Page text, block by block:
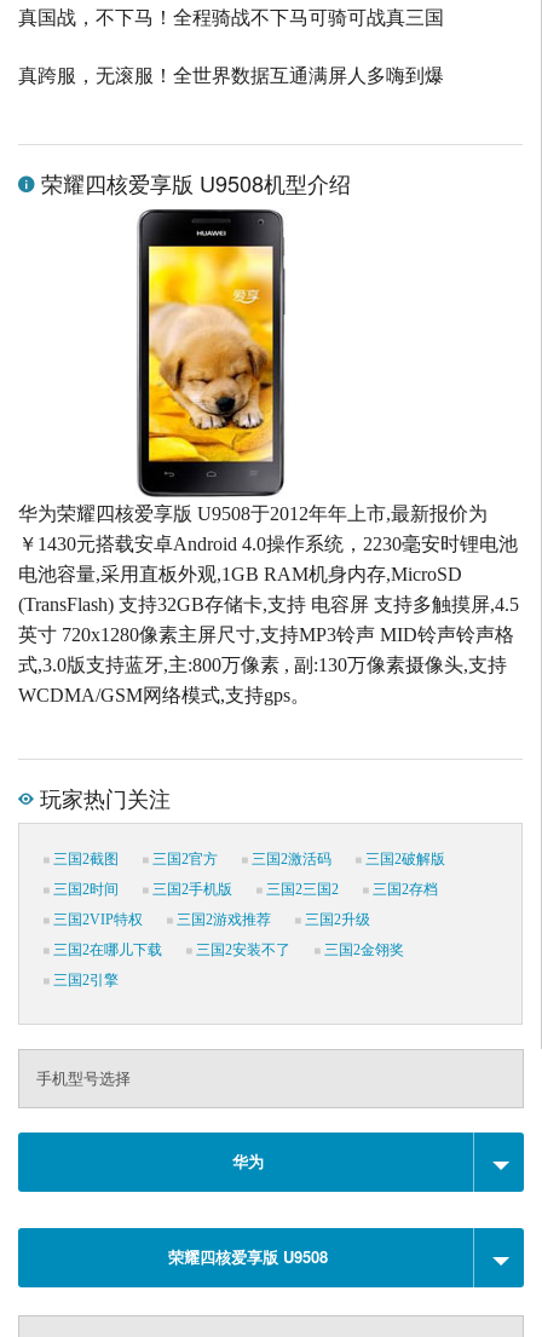
真国战，不下马！全程骑战不下马可骑可战真三国
真跨服，无滚服！全世界数据互通满屏人多嗨到爆
荣耀四核爱享版 U9508机型介绍
华为荣耀四核爱享版 U9508于2012年年上市,最新报价为
￥1430元搭载安卓Android 4.0操作系统，2230毫安时锂电池
电池容量,采用直板外观,1GB RAM机身内存,MicroSD
(TransFlash) 支持32GB存储卡,支持 电容屏 支持多触摸屏,4.5
英寸 720x1280像素主屏尺寸,支持MP3铃声 MID铃声铃声格
式,3.0版支持蓝牙,主:800万像素 , 副:130万像素摄像头,支持
WCDMA/GSM网络模式,支持gps。
玩家热门关注
三国2截图 三国2官方 三国2激活码
三国2破解版
三国2时间
三国2手机版 三国2三国2
三国2存档
三国2VIP特权
三国2游戏推荐
三国2升级
三国2在哪儿下载
三国2安装不了
三国2金翎奖
三国2引擎
手机型号选择
华为
荣耀四核爱享版 U9508